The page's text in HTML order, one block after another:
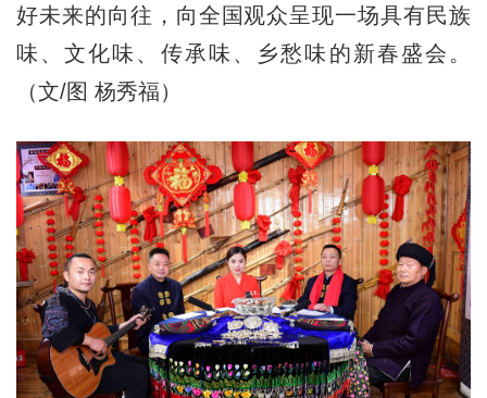
好未来的向往，向全国观众呈现一场具有民族
味、文化味、传承味、乡愁味的新春盛会。
（文/图 杨秀福）